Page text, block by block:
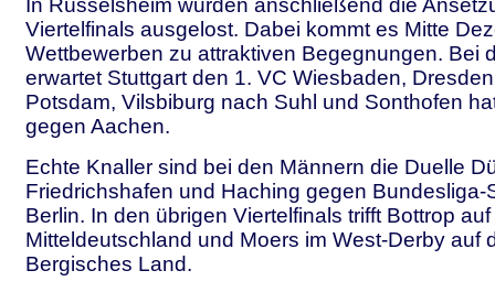
In Rüsselsheim wurden anschließend die
Viertelfinals ausgelost. Dabei kommt es Mitte
Wettbewerben zu attraktiven Begegnungen. Bei
erwartet Stuttgart den 1. VC Wiesbaden,
Potsdam, Vilsbiburg nach Suhl und Sonthofen
gegen Aachen.
Echte Knaller sind bei den Männern die Duelle
Friedrichshafen und Haching gegen Bundesliga-
Berlin. In den übrigen Viertelfinals trifft Bottrop
Mitteldeutschland und Moers im West-Derby auf
Bergisches Land.